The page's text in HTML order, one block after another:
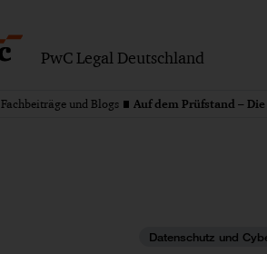
PwC Legal Deutschland
Fachbeiträge und Blogs
Datenschutz und